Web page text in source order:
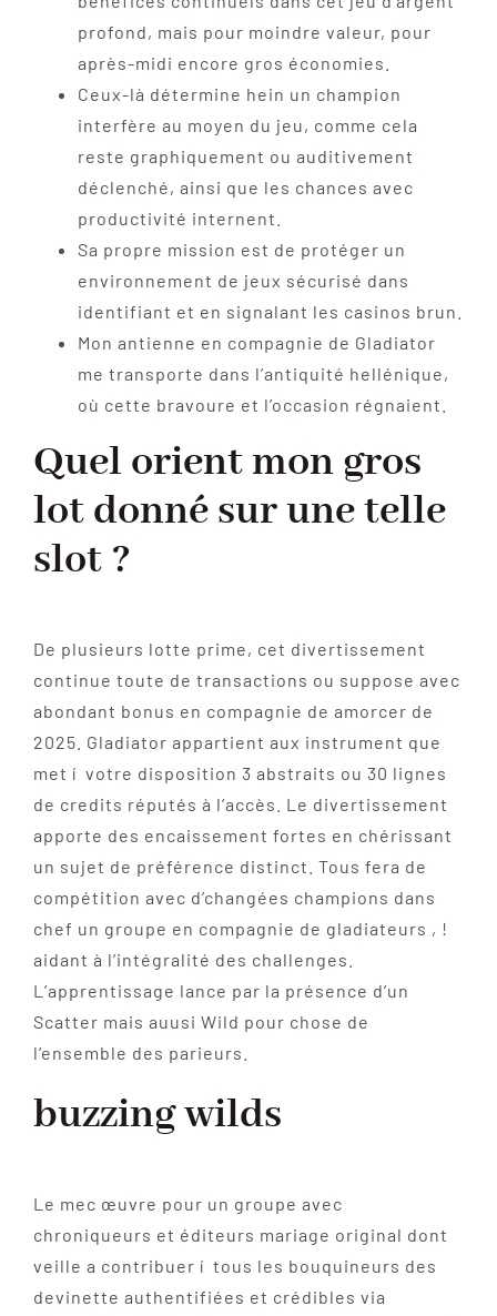
profond, mais pour moindre valeur, pour
après-midi encore gros économies.
Ceux-là détermine hein un champion
interfère au moyen du jeu, comme cela
reste graphiquement ou auditivement
déclenché, ainsi que les chances avec
productivité internent.
Sa propre mission est de protéger un
environnement de jeux sécurisé dans
identifiant et en signalant les casinos brun.
Mon antienne en compagnie de Gladiator
me transporte dans l’antiquité hellénique,
où cette bravoure et l’occasion régnaient.
Quel orient mon gros
lot donné sur une telle
slot ?
De plusieurs lotte prime, cet divertissement
continue toute de transactions ou suppose avec
abondant bonus en compagnie de amorcer de
2025. Gladiator appartient aux instrument que
met í votre disposition 3 abstraits ou 30 lignes
de credits réputés à l’accès. Le divertissement
apporte des encaissement fortes en chérissant
un sujet de préférence distinct. Tous fera de
compétition avec d’changées champions dans
chef un groupe en compagnie de gladiateurs , !
aidant à l’intégralité des challenges.
L’apprentissage lance par la présence d’un
Scatter mais auusi Wild pour chose de
l’ensemble des parieurs.
buzzing wilds
Le mec œuvre pour un groupe avec
chroniqueurs et éditeurs mariage original dont
veille a contribuer í tous les bouquineurs des
devinette authentifiées et crédibles via